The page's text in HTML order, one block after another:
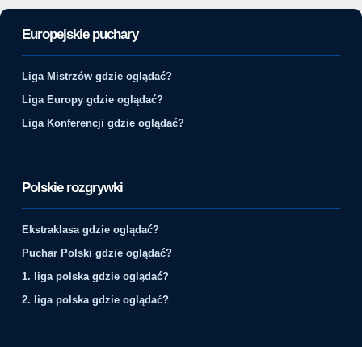
Europejskie puchary
Liga Mistrzów gdzie oglądać?
Liga Europy gdzie oglądać?
Liga Konferencji gdzie oglądać?
Polskie rozgrywki
Ekstraklasa gdzie oglądać?
Puchar Polski gdzie oglądać?
1. liga polska gdzie oglądać?
2. liga polska gdzie oglądać?